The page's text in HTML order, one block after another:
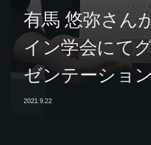
有馬 悠弥さん
イン学会にて
ゼンテーショ
2021.9.22